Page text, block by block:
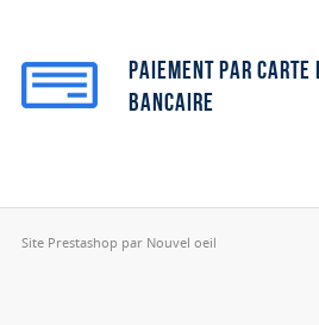
Paiement par carte
bancaire
Site Prestashop par Nouvel oeil